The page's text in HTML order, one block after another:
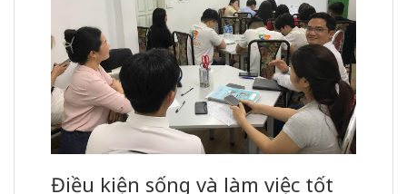
Điều kiện sống và làm việc tốt